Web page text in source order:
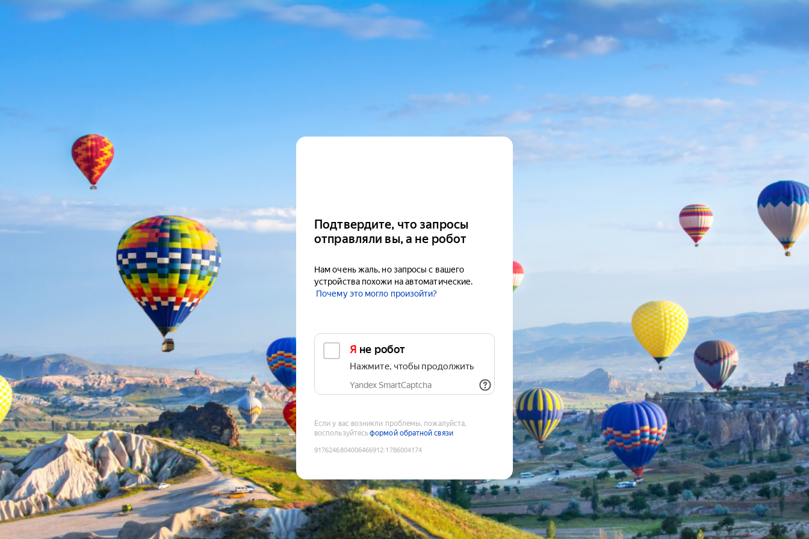
Подтвердите, что запросы
отправляли вы, а не робот
Нам очень жаль, но запросы с вашего
устройства похожи на автоматические.
Почему это могло произойти?
Я не робот
Нажмите, чтобы продолжить
Yandex SmartCaptcha
Если у вас возникли проблемы, пожалуйста,
воспользуйтесьформой обратной связи
9176246804006466912:1786004174